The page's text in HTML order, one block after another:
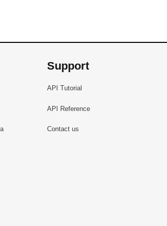
le 03/12/2019
Support
API Tutorial
API Reference
Contact us